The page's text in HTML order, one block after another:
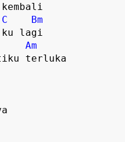
C
Bm
Am